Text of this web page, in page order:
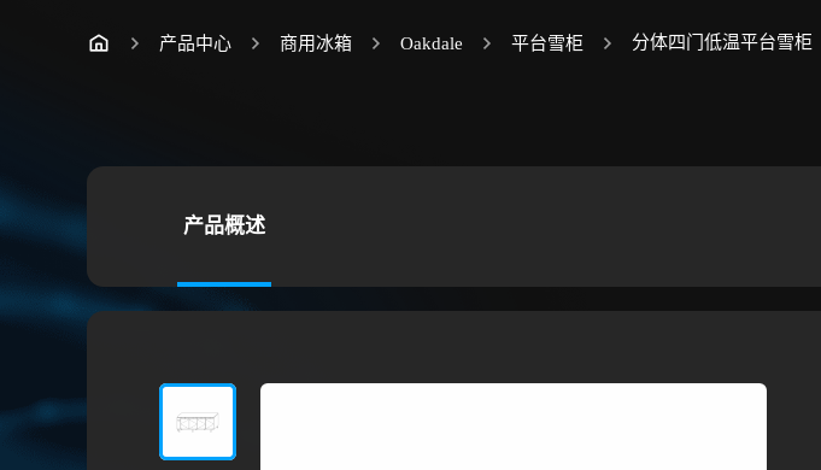
产品中心 商用冰箱 Oakdale 平台雪柜 分体四门低温平台雪柜
产品概述